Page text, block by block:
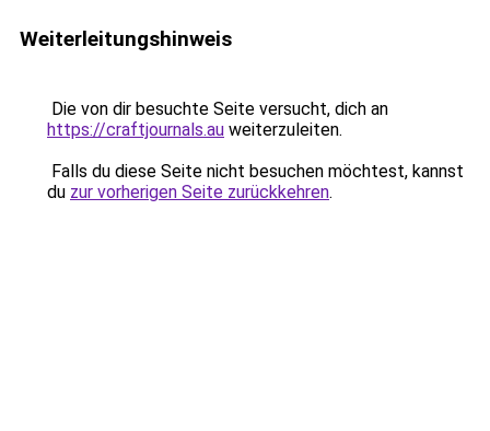
Weiterleitungshinweis
Die von dir besuchte Seite versucht, dich an
https://craftjournals.au weiterzuleiten.
Falls du diese Seite nicht besuchen möchtest, kannst
du zur vorherigen Seite zurückkehren.